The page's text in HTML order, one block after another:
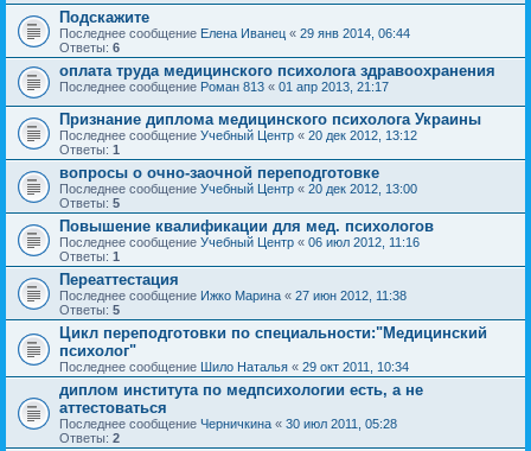
Подскажите
Последнее сообщение Елена Иванец « 29 янв 2014, 06:44
Ответы: 6
оплата труда медицинского психолога здравоохранения
Последнее сообщение Роман 813 « 01 апр 2013, 21:17
Признание диплома медицинского психолога Украины
Последнее сообщение Учебный Центр « 20 дек 2012, 13:12
Ответы: 1
вопросы о очно-заочной переподготовке
Последнее сообщение Учебный Центр « 20 дек 2012, 13:00
Ответы: 5
Повышение квалификации для мед. психологов
Последнее сообщение Учебный Центр « 06 июл 2012, 11:16
Ответы: 1
Переаттестация
Последнее сообщение Ижко Марина « 27 июн 2012, 11:38
Ответы: 5
Цикл переподготовки по специальности:"Медицинский
психолог"
Последнее сообщение Шило Наталья « 29 окт 2011, 10:34
диплом института по медпсихологии есть, а не
аттестоваться
Последнее сообщение Черничкина « 30 июл 2011, 05:28
Ответы: 2